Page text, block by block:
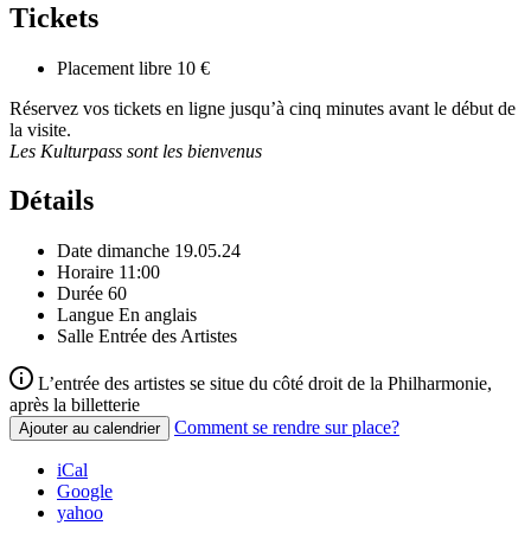
Tickets
Placement libre 10 €
Réservez vos tickets en ligne jusqu’à cinq minutes avant le début de
la visite.
Les Kulturpass sont les bienvenus
Détails
Date dimanche 19.05.24
Horaire 11:00
Durée 60
Langue En anglais
Salle Entrée des Artistes
L’entrée des artistes se situe du côté droit de la Philharmonie,
après la billetterie
Ajouter au calendrier Comment se rendre sur place?
iCal
Google
yahoo